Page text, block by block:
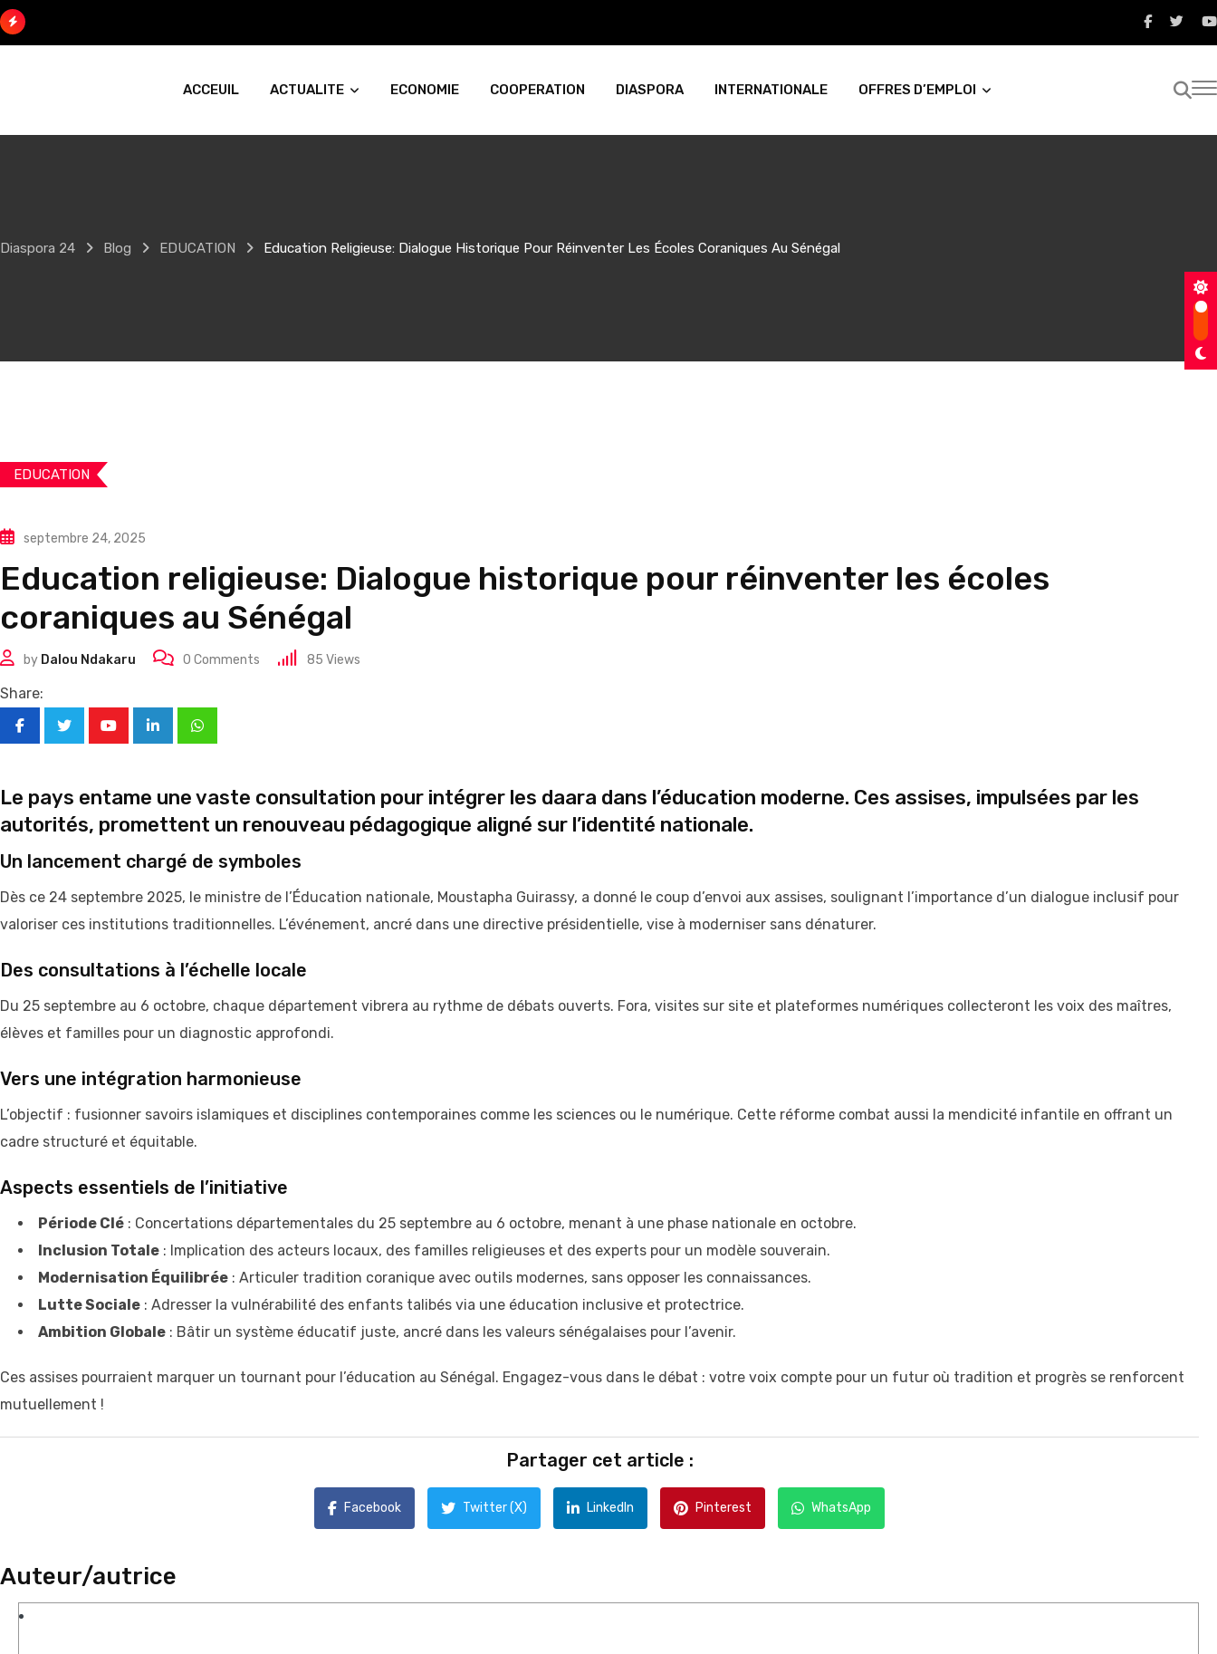
Skip
to
ACCEUIL ACTUALITE ECONOMIE COOPERATION DIASPORA INTERNATIONALE OFFRES D’EMPLOI
Diaspora 24 Blog EDUCATION Education Religieuse: Dialogue Historique Pour Réinventer Les Écoles Coraniques Au Sénégal
EDUCATION
septembre 24, 2025
Education religieuse: Dialogue historique pour réinventer les écoles
coraniques au Sénégal
by Dalou Ndakaru 0 Comments 85 Views
Share:
LinkedInWhatsapp
Le pays entame une vaste consultation pour intégrer les daara dans l’éducation moderne. Ces assises, impulsées par les
autorités, promettent un renouveau pédagogique aligné sur l’identité nationale.
Un lancement chargé de symboles
Dès ce 24 septembre 2025, le ministre de l’Éducation nationale, Moustapha Guirassy, a donné le coup d’envoi aux assises, soulignant l’importance d’un dialogue inclusif pour
valoriser ces institutions traditionnelles. L’événement, ancré dans une directive présidentielle, vise à moderniser sans dénaturer.
Des consultations à l’échelle locale
Du 25 septembre au 6 octobre, chaque département vibrera au rythme de débats ouverts. Fora, visites sur site et plateformes numériques collecteront les voix des maîtres,
élèves et familles pour un diagnostic approfondi.
Vers une intégration harmonieuse
L’objectif : fusionner savoirs islamiques et disciplines contemporaines comme les sciences ou le numérique. Cette réforme combat aussi la mendicité infantile en offrant un
cadre structuré et équitable.
Aspects essentiels de l’initiative
Période Clé : Concertations départementales du 25 septembre au 6 octobre, menant à une phase nationale en octobre.
Inclusion Totale : Implication des acteurs locaux, des familles religieuses et des experts pour un modèle souverain.
Modernisation Équilibrée : Articuler tradition coranique avec outils modernes, sans opposer les connaissances.
Lutte Sociale : Adresser la vulnérabilité des enfants talibés via une éducation inclusive et protectrice.
Ambition Globale : Bâtir un système éducatif juste, ancré dans les valeurs sénégalaises pour l’avenir.
Ces assises pourraient marquer un tournant pour l’éducation au Sénégal. Engagez-vous dans le débat : votre voix compte pour un futur où tradition et progrès se renforcent
mutuellement !
Partager cet article :
Facebook Twitter (X) LinkedIn Pinterest WhatsApp
Auteur/autrice